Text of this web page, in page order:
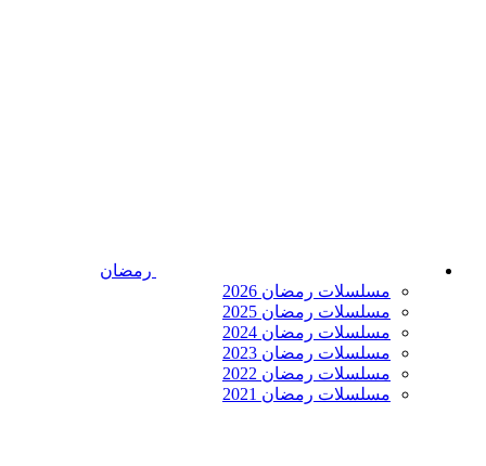
رمضان
مسلسلات رمضان 2026
مسلسلات رمضان 2025
مسلسلات رمضان 2024
مسلسلات رمضان 2023
مسلسلات رمضان 2022
مسلسلات رمضان 2021